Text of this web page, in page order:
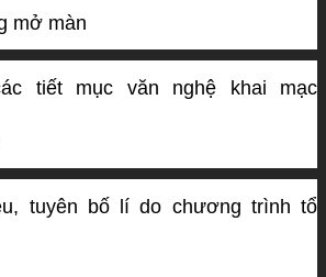
mở màn
ác tiết mục văn nghệ khai mạc
tuyên bố lí do chương trình tổ